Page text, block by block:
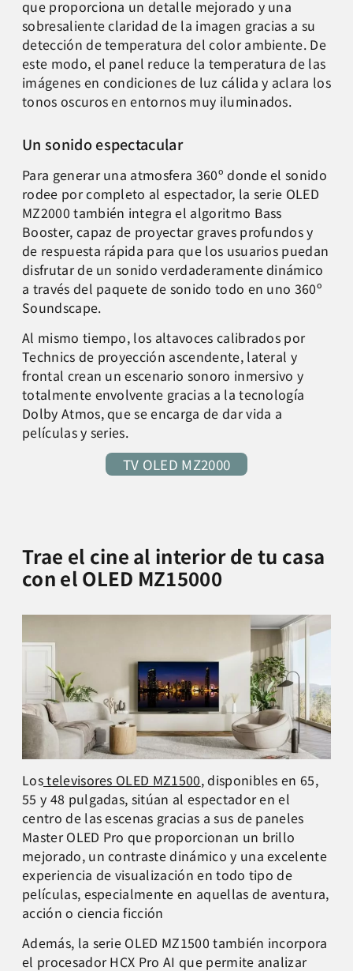
que proporciona un detalle mejorado y una
sobresaliente claridad de la imagen gracias a su
detección de temperatura del color ambiente. De
este modo, el panel reduce la temperatura de las
imágenes en condiciones de luz cálida y aclara los
tonos oscuros en entornos muy iluminados.
Un sonido espectacular
Para generar una atmosfera 360º donde el sonido
rodee por completo al espectador, la serie OLED
MZ2000 también integra el algoritmo Bass
Booster, capaz de proyectar graves profundos y
de respuesta rápida para que los usuarios puedan
disfrutar de un sonido verdaderamente dinámico
a través del paquete de sonido todo en uno 360º
Soundscape.
Al mismo tiempo, los altavoces calibrados por
Technics de proyección ascendente, lateral y
frontal crean un escenario sonoro inmersivo y
totalmente envolvente gracias a la tecnología
Dolby Atmos, que se encarga de dar vida a
películas y series.
TV OLED MZ2000
Trae el cine al interior de tu casa
con el OLED MZ15000
Lostelevisores OLED MZ1500, disponibles en 65,
55 y 48 pulgadas, sitúan al espectador en el
centro de las escenas gracias a sus de paneles
Master OLED Pro que proporcionan un brillo
mejorado, un contraste dinámico y una excelente
experiencia de visualización en todo tipo de
películas, especialmente en aquellas de aventura,
acción o ciencia ficción
Además, la serie OLED MZ1500 también incorpora
el procesador HCX Pro AI que permite analizar